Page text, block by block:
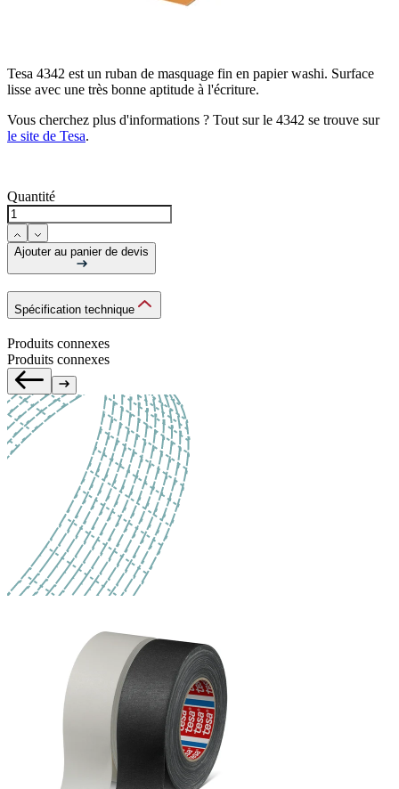
Tesa 4342 est un ruban de masquage fin en papier washi. Surface
lisse avec une très bonne aptitude à l'écriture.
Vous cherchez plus d'informations ? Tout sur le 4342 se trouve sur
le site de Tesa.
Quantité
Ajouter au panier de devis
Spécification technique
Produits connexes
Produits connexes